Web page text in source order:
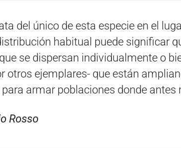
del único de esta especie en el
habitual puede significar
se dispersan individualmente o
otros ejemplares- que están
armar poblaciones donde antes
Rosso